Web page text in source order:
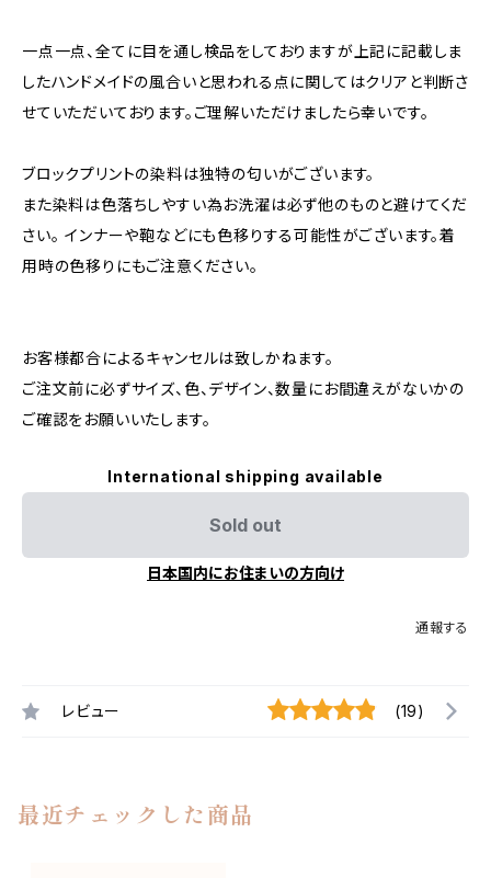
一点一点、全てに目を通し検品をしておりますが上記に記載しま
したハンドメイドの風合いと思われる点に関してはクリアと判断さ
せていただいております。ご理解いただけましたら幸いです。
ブロックプリントの染料は独特の匂いがございます。
また染料は色落ちしやすい為お洗濯は必ず他のものと避けてくだ
さい。 インナーや鞄などにも色移りする可能性がございます。着
用時の色移りにもご注意ください。
お客様都合によるキャンセルは致しかねます。
ご注文前に必ずサイズ、色、デザイン、数量にお間違えがないかの
ご確認をお願いいたします。
International shipping available
Sold out
日本国内にお住まいの方向け
通報する
レビュー (19)
最近チェックした商品